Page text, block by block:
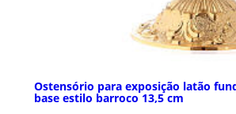
Ostensório para exposição latão
base estilo barroco 13,5 cm